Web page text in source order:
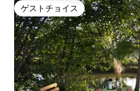
ゲストチョイス
ゲストチョイス